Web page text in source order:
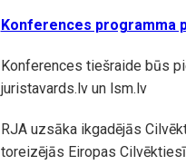
Konferences programma
Konferences tiešraide būs
juristavards.lv un lsm.lv
RJA uzsāka ikgadējās
toreizējās Eiropas